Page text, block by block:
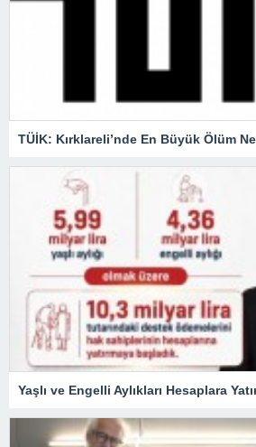
Yaşlı ve Engelli Aylıkları Hesaplara